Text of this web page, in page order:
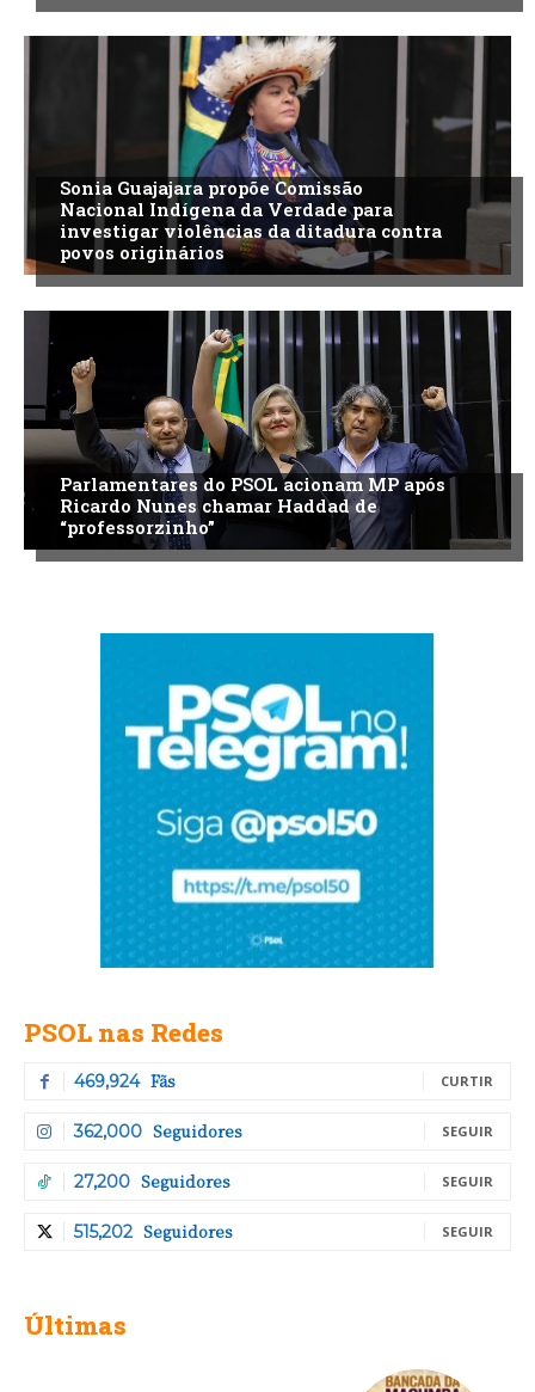
Sonia Guajajara propõe Comissão
Nacional Indígena da Verdade para
investigar violências da ditadura contra
povos originários
Parlamentares do PSOL acionam MP após
Ricardo Nunes chamar Haddad de
“professorzinho”
PSOL nas Redes
469,924 Fãs CURTIR
362,000 Seguidores SEGUIR
27,200 Seguidores SEGUIR
515,202 Seguidores SEGUIR
Últimas